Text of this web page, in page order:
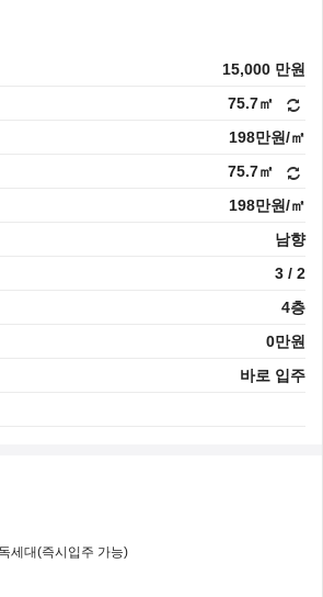
15,000 만원
75.7㎡
198만원/㎡
75.7㎡
198만원/㎡
남향
3 / 2
4층
0만원
바로 입주
세대(즉시입주 가능)